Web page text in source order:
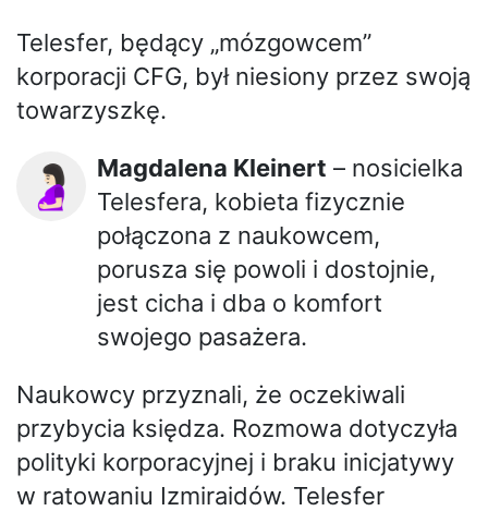
Telesfer, będący „mózgowcem”
korporacji CFG, był niesiony przez swoją
towarzyszkę.
🤰🏻 Magdalena Kleinert – nosicielka
Telesfera, kobieta fizycznie
połączona z naukowcem,
porusza się powoli i dostojnie,
jest cicha i dba o komfort
swojego pasażera.
Naukowcy przyznali, że oczekiwali
przybycia księdza. Rozmowa dotyczyła
polityki korporacyjnej i braku inicjatywy
w ratowaniu Izmiraidów. Telesfer